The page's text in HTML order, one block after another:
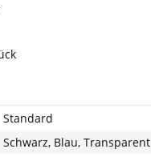
Standard
Schwarz, Blau, Transparent